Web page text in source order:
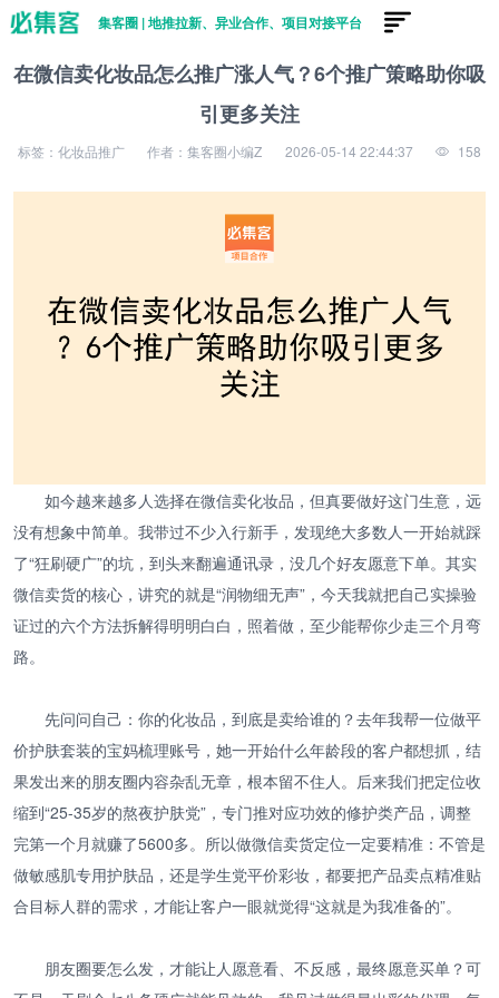
集客圈 | 地推拉新、异业合作、项目对接平台
在微信卖化妆品怎么推广涨人气？6个推广策略助你吸
引更多关注
标签：化妆品推广 作者：集客圈小编Z 2026-05-14 22:44:37 158
如今越来越多人选择在微信卖化妆品，但真要做好这门生意，远
没有想象中简单。我带过不少入行新手，发现绝大多数人一开始就踩
了“狂刷硬广”的坑，到头来翻遍通讯录，没几个好友愿意下单。其实
微信卖货的核心，讲究的就是“润物细无声”，今天我就把自己实操验
证过的六个方法拆解得明明白白，照着做，至少能帮你少走三个月弯
路。
先问问自己：你的化妆品，到底是卖给谁的？去年我帮一位做平
价护肤套装的宝妈梳理账号，她一开始什么年龄段的客户都想抓，结
果发出来的朋友圈内容杂乱无章，根本留不住人。后来我们把定位收
缩到“25-35岁的熬夜护肤党”，专门推对应功效的修护类产品，调整
完第一个月就赚了5600多。所以做微信卖货定位一定要精准：不管是
做敏感肌专用护肤品，还是学生党平价彩妆，都要把产品卖点精准贴
合目标人群的需求，才能让客户一眼就觉得“这就是为我准备的”。
朋友圈要怎么发，才能让人愿意看、不反感，最终愿意买单？可